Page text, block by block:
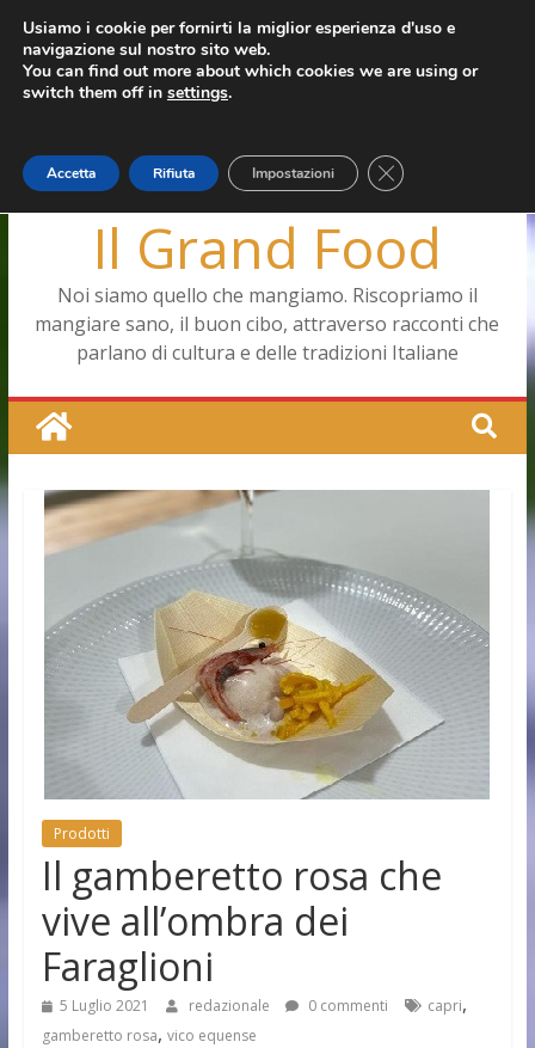
Salta
contenuto
giovedì, Agosto 6, 2026
Ultimo: Capodimonte, ritorna la tavola di corte
Pizza a Corte
Le carote, alleate della pelle e non solo
Il Grand Food
Noi siamo quello che mangiamo. Riscopriamo il
mangiare sano, il buon cibo, attraverso racconti che
parlano di cultura e delle tradizioni Italiane
Prodotti
Il gamberetto rosa che
vive all’ombra dei
Faraglioni
5 Luglio 2021 redazionale 0 commenti capri,
gamberetto rosa, vico equense
Usiamo i cookie per fornirti la miglior esperienza d'uso e
navigazione sul nostro sito web.
You can find out more about which cookies we are using or
switch them off in settings.
Accetta Rifiuta Impostazioni Close GDPR